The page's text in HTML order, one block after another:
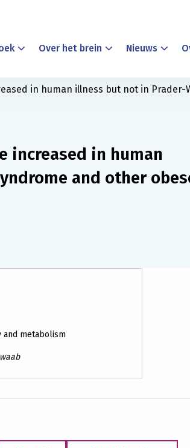
Over het brein Nieuws
in human illness but not in
increased in human
and other
and metabolism